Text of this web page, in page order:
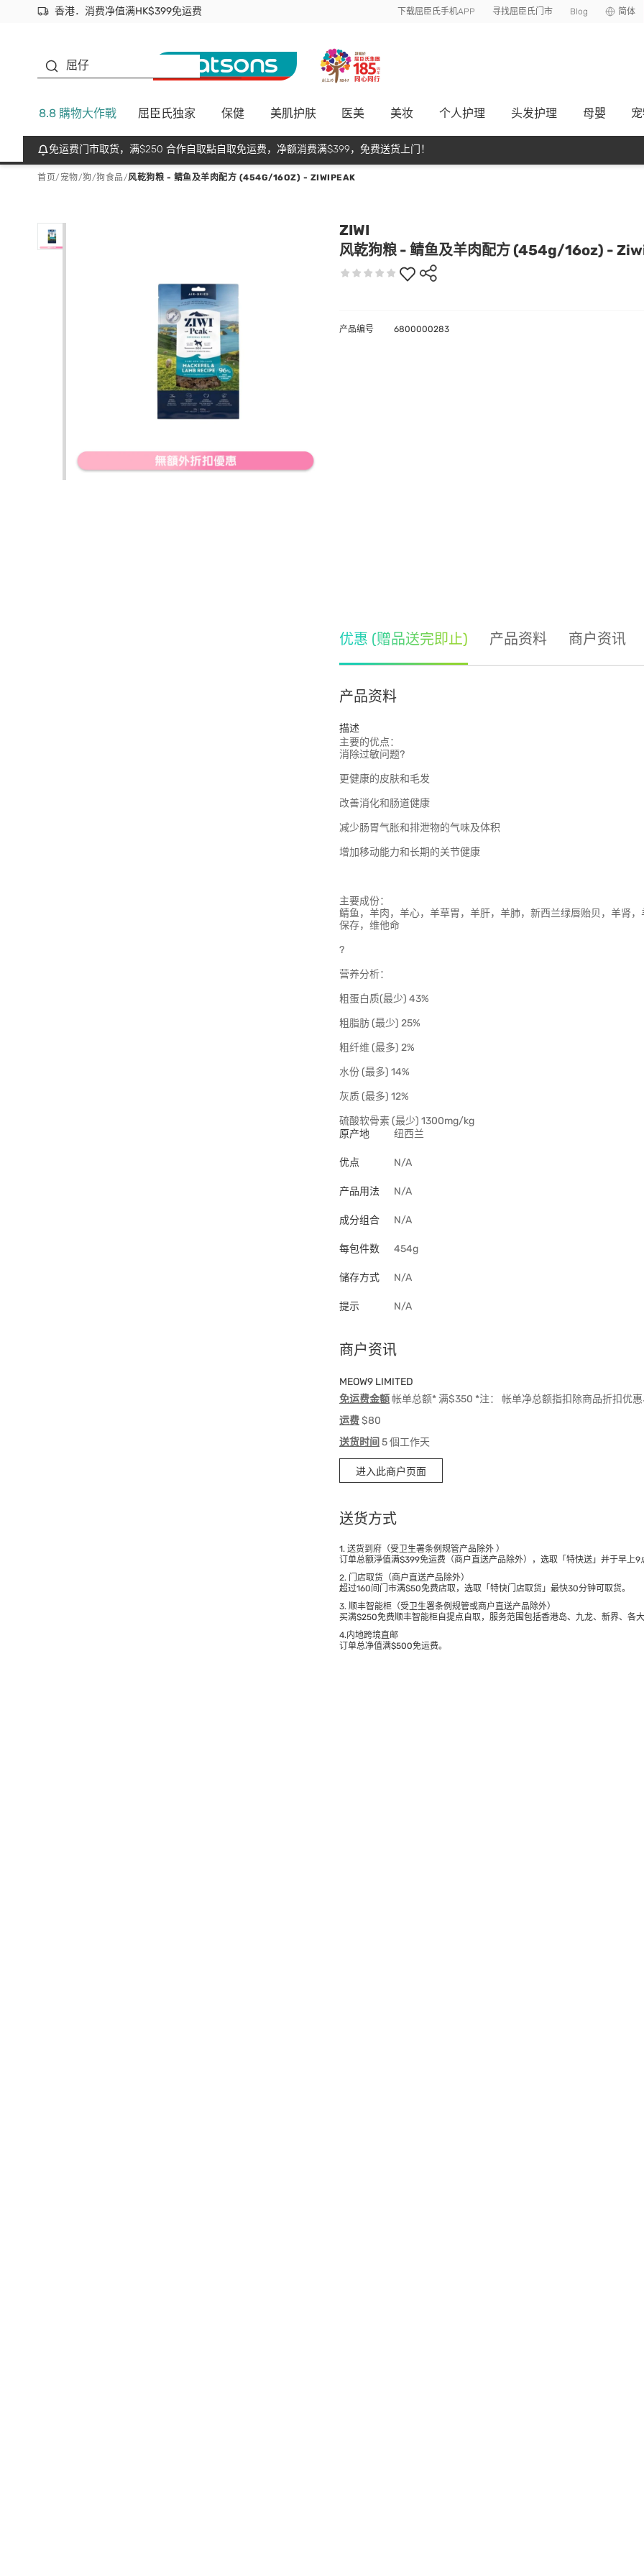
香港．消费净值满HK$399免运费
立即成为易赏钱会员尽享独家优惠
首次APP下单买满$450 输入 NEWAPP 即减$50 下载屈臣氏手机APP 寻找屈臣氏门市 Blog 简体
屈仔
8.8 購物大作戰 屈臣氏独家 保健 美肌护肤 医美 美妆 个人护理 头发护理 母嬰
免运费门市取货，满$250 合作自取點自取免运费，净额消费满$399，免费送货上门！
首页/ 宠物/狗/狗食品/风乾狗粮 - 鲭鱼及羊肉配方 (454G/16OZ) - ZIWIPEAK
ZIWI
风乾狗粮 - 鲭鱼及羊肉配方 (454g/16oz) -
产品编号 6800000283
优惠 (赠品送完即止) 产品资料 商户资讯
产品资料
描述
主要的优点：
消除过敏问题?
更健康的皮肤和毛发
改善消化和肠道健康
减少肠胃气胀和排泄物的气味及体积
增加移动能力和长期的关节健康
主要成份：
鲭鱼，羊肉，羊心，羊草胃，羊肝，羊肺，新西兰绿唇贻贝，羊肾
保存，维他命
?
营养分析：
粗蛋白质(最少) 43%
粗脂肪 (最少) 25%
粗纤维 (最多) 2%
水份 (最多) 14%
灰质 (最多) 12%
硫酸软骨素 (最少) 1300mg/kg
原产地
纽西兰
优点 N/A
产品用法 N/A
成分组合 N/A
每包件数 454g
储存方式 N/A
提示 N/A
商户资讯
MEOW9 LIMITED
免运费金额帐单总额* 满$350 *注： 帐单净总额指扣除商品折扣优惠
运费$80
送货时间 5 個工作天
进入此商户页面
送货方式
1. 送货到府（受卫生署条例规管产品除外 ）
订单总额淨值满$399免运费（商户直送产品除外），选取「特快送」并于早上9
2. 门店取货（商户直送产品除外）
超过160间门市满$50免费店取，选取「特快门店取货」最快30分钟可取货。
3. 顺丰智能柜（受卫生署条例规管或商户直送产品除外）
买满$250免费顺丰智能柜自提点自取，服务范围包括香港岛、九龙、新界、各大
4.内地跨境直邮
订单总净值满$500免运费。